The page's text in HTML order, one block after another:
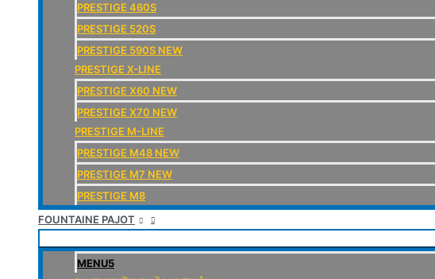
PRESTIGE 460S
PRESTIGE 520S
PRESTIGE 590S NEW
PRESTIGE X-LINE
PRESTIGE X60 NEW
PRESTIGE X70 NEW
PRESTIGE M-LINE
PRESTIGE M48 NEW
PRESTIGE M7 NEW
PRESTIGE M8
FOUNTAINE PAJOT
MENU5